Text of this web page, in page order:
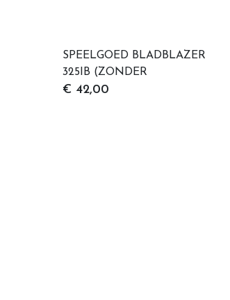
SPEELGOED BLADBLAZER
325IB (ZONDER
BATTERIJEN)
€ 42,00